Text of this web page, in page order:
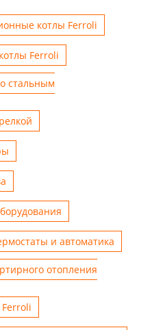
котлы Ferroli
Ferroli
стальным
и автоматика
отопления